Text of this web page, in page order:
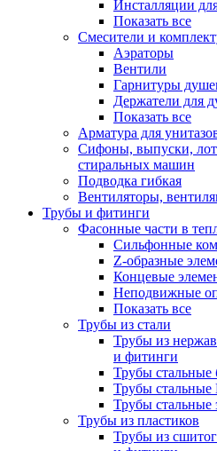
Инсталляции
Показать все
Смесители и
Аэраторы
Вентили
Гарнитуры
Держатели для
Показать все
Арматура для
Сифоны, выпуски,
стиральных машин
Подводка гибкая
Вентиляторы,
Трубы и фитинги
Фасонные части в
Cильфонные
Z-образные
Концевые
Неподвижные
Показать все
Трубы из стали
Трубы из
и фитинги
Трубы
Трубы
Трубы стальные
Трубы из пластиков
Трубы из